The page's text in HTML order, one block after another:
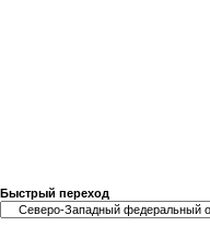
Быстрый переход